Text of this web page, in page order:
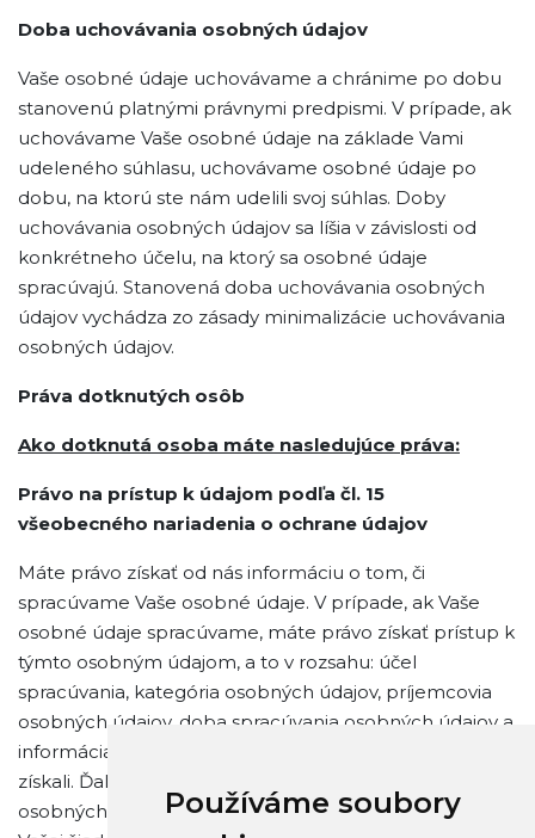
Používáme soubory
Doba uchovávania osobných údajov
Vaše osobné údaje uchovávame a chránime po dobu
stanovenú platnými právnymi predpismi. V prípade, ak
uchovávame Vaše osobné údaje na základe Vami
udeleného súhlasu, uchovávame osobné údaje po
dobu, na ktorú ste nám udelili svoj súhlas. Doby
uchovávania osobných údajov sa líšia v závislosti od
konkrétneho účelu, na ktorý sa osobné údaje
spracúvajú. Stanovená doba uchovávania osobných
údajov vychádza zo zásady minimalizácie uchovávania
osobných údajov.
Práva dotknutých osôb
Ako dotknutá osoba máte nasledujúce práva:
Právo na prístup k údajom podľa čl. 15
všeobecného nariadenia o ochrane údajov
Máte právo získať od nás informáciu o tom, či
spracúvame Vaše osobné údaje. V prípade, ak Vaše
osobné údaje spracúvame, máte právo získať prístup k
týmto osobným údajom, a to v rozsahu: účel
spracúvania, kategória osobných údajov, príjemcovia
osobných údajov, doba spracúvania osobných údajov a
informácia o zdroji, z ktorého sme Vaše osobné údaje
získali. Ďalej máte právo na poskytnutie kópie Vašich
osobných údajov, avšak je potrebné, aby ste to v rámci